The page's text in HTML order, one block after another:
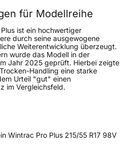
km/h
für Modellreihe
ist ein hochwertiger
durch seine ausgewogene
Weiterentwicklung überzeugt.
wurde das Modell in der
Jahr 2025 geprüft. Hierbei zeigte
Handling eine starke
Urteil "gut" einen
im Vergleichsfeld.
Wintrac Pro Plus 215/55 R17 98V